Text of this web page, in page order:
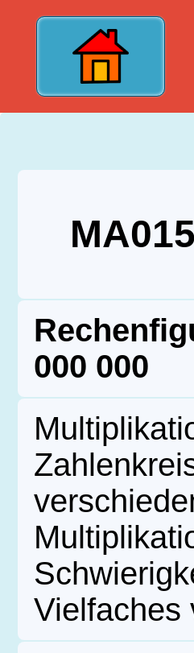
000 000
Vielfaches